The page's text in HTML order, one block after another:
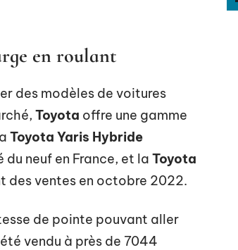
en roulant
des modèles de voitures
Toyota offre une gamme
Toyota Yaris Hybride
du neuf en France, et la Toyota
des ventes en octobre 2022.
de pointe pouvant aller
vendu à près de 7044